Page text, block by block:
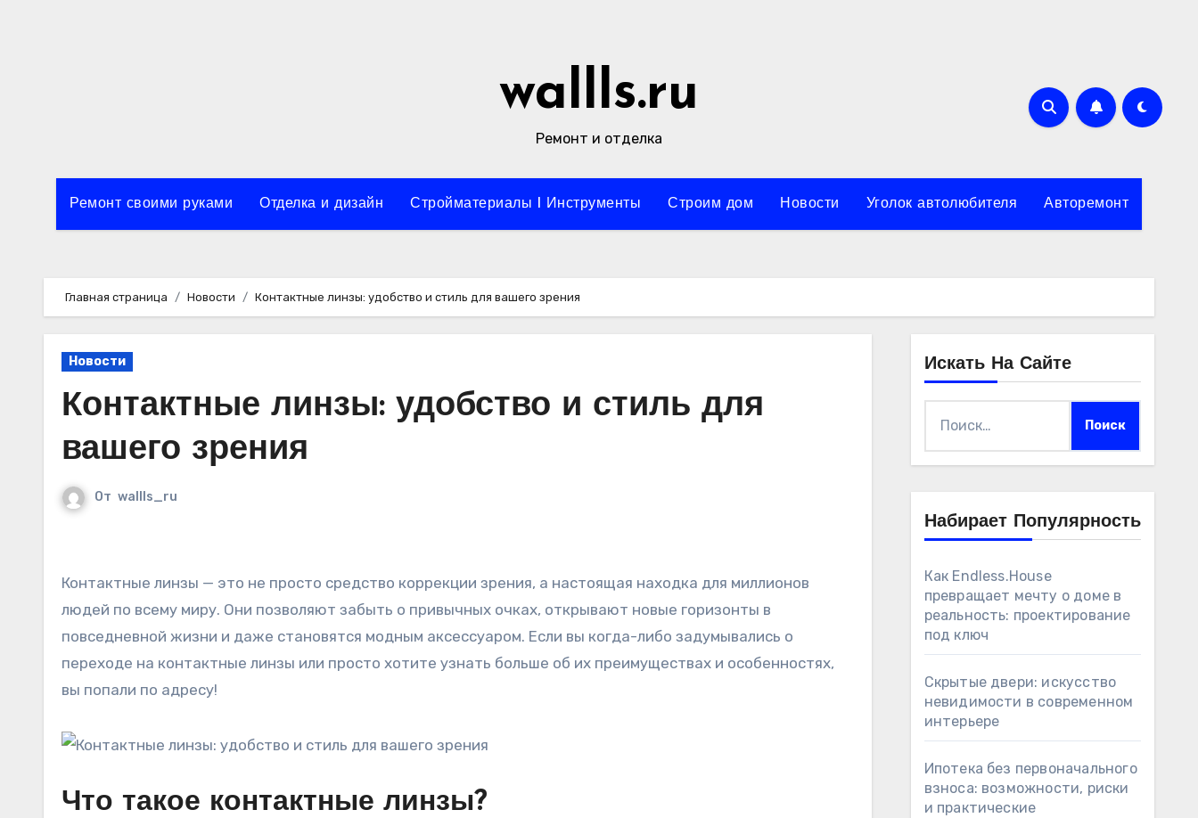
wallls.ru
Ремонт и отделка
Ремонт своими руками Отделка и дизайн Стройматериалы l Инструменты Строим дом Новости Уголок автолюбителя Авторемонт
Главная страница Новости Контактные линзы: удобство и стиль для вашего зрения
Новости
Контактные линзы: удобство и стиль для
вашего зрения
От wallls_ru
Контактные линзы — это не просто средство коррекции зрения, а настоящая находка для миллионов
людей по всему миру. Они позволяют забыть о привычных очках, открывают новые горизонты в
повседневной жизни и даже становятся модным аксессуаром. Если вы когда-либо задумывались о
переходе на контактные линзы или просто хотите узнать больше об их преимуществах и особенностях,
вы попали по адресу!
Что такое контактные линзы?
Искать На Сайте
Набирает Популярность
Как Endless.House
превращает мечту о доме в
реальность: проектирование
под ключ
Скрытые двери: искусство
невидимости в современном
интерьере
Ипотека без первоначального
взноса: возможности, риски
и практические